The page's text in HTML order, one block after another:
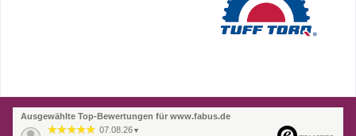
Ausgewählte Top-Bewertungen für www.fabus.de
07.08.26 ▼